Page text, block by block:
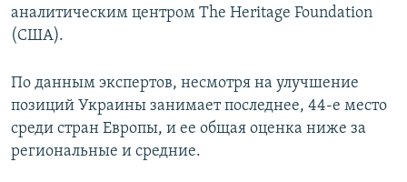
ПОБЕДИТЕЛЕЙ НЕ СУДЯТ?
ELIFBE
УКРАИНСКАЯ ПРОБЛЕМА КРЫМА
ПРИСОЕДИНЯЙТЕСЬ!
Все сайты RFE/RL
аналитическим центром The Heritage Foundation
(США).
По данным экспертов, несмотря на улучшение
позиций Украины занимает последнее, 44-е место
среди стран Европы, и ее общая оценка ниже за
региональные и средние.